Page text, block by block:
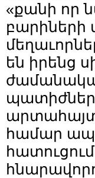
«քանի որ
բարիների
են իրենց
համար